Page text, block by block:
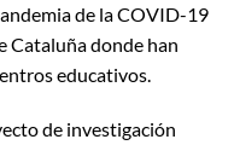
de la COVID-19
Cataluña donde han
educativos.
de investigación